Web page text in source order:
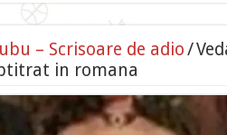
– Scrisoare de adio/
in romana